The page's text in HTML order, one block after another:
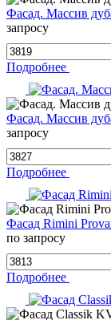
Фасад. Массив
запросу
Подробнее
Фасад. Массив
запросу
Подробнее
Фасад Rimini
по запросу
Подробнее